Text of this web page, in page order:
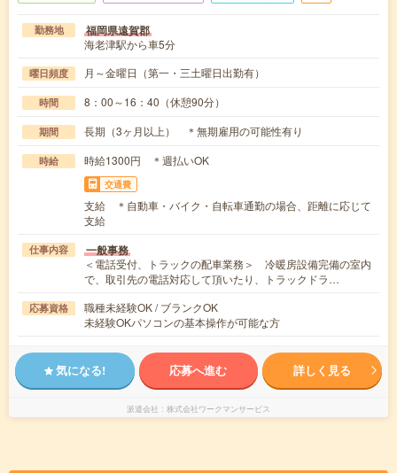
勤務地 福岡県遠賀郡
海老津駅から車5分
曜日頻度 月～金曜日（第一・三土曜日出勤有）
時間 8：00～16：40（休憩90分）
期間 長期（3ヶ月以上） ＊無期雇用の可能性有り
時給 時給1300円 ＊週払いOK
交通費
支給 ＊自動車・バイク・自転車通勤の場合、距離に応じて
支給
仕事内容 一般事務
＜電話受付、トラックの配車業務＞ 冷暖房設備完備の室内
で、取引先の電話対応して頂いたり、トラックドラ…
応募資格
職種未経験OK / ブランクOK
未経験OKパソコンの基本操作が可能な方
気になる! 応募へ進む 詳しく見る
派遣会社 株式会社ワークマンサービス